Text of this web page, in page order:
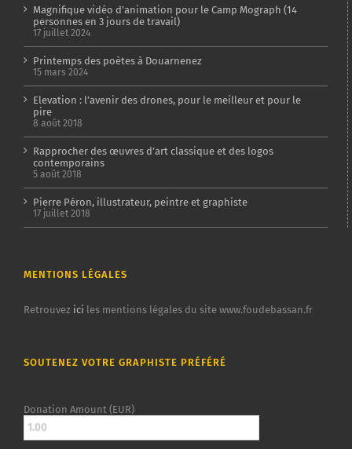
Magnifique vidéo d’animation pour le Camp Mograph (14
personnes en 3 jours de travail)
17 juillet 2024
Printemps des poètes à Douarnenez
15 mars 2024
Elevation : l’avenir des drones, pour le meilleur et pour le
pire
8 août 2018
Rapprocher des œuvres d’art classique et des logos
contemporains
5 août 2018
Pierre Péron, illustrateur, peintre et graphiste
17 juillet 2018
MENTIONS LÉGALES
Retrouvez ici les mentions légales du site www.foudebassan.fr
SOUTENEZ VOTRE GRAPHISTE PRÉFÉRÉ
Donation Amount (EUR)